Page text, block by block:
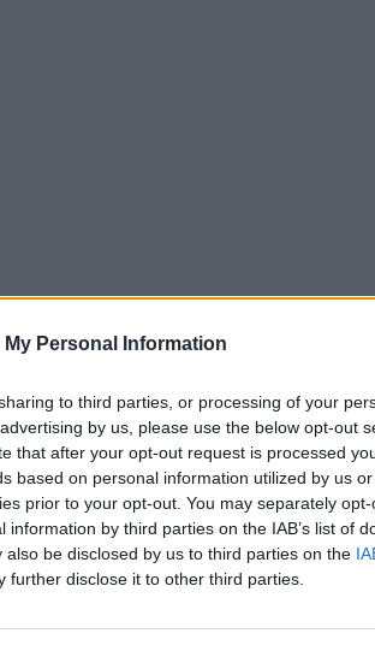
My Personal Information
to third parties, or processing of your
by us, please use the below opt-out
that after your opt-out request is processed
based on personal information utilized by us
prior to your opt-out. You may separately
by third parties on the IAB’s list of
be disclosed by us to third parties on the
further disclose it to other third parties.